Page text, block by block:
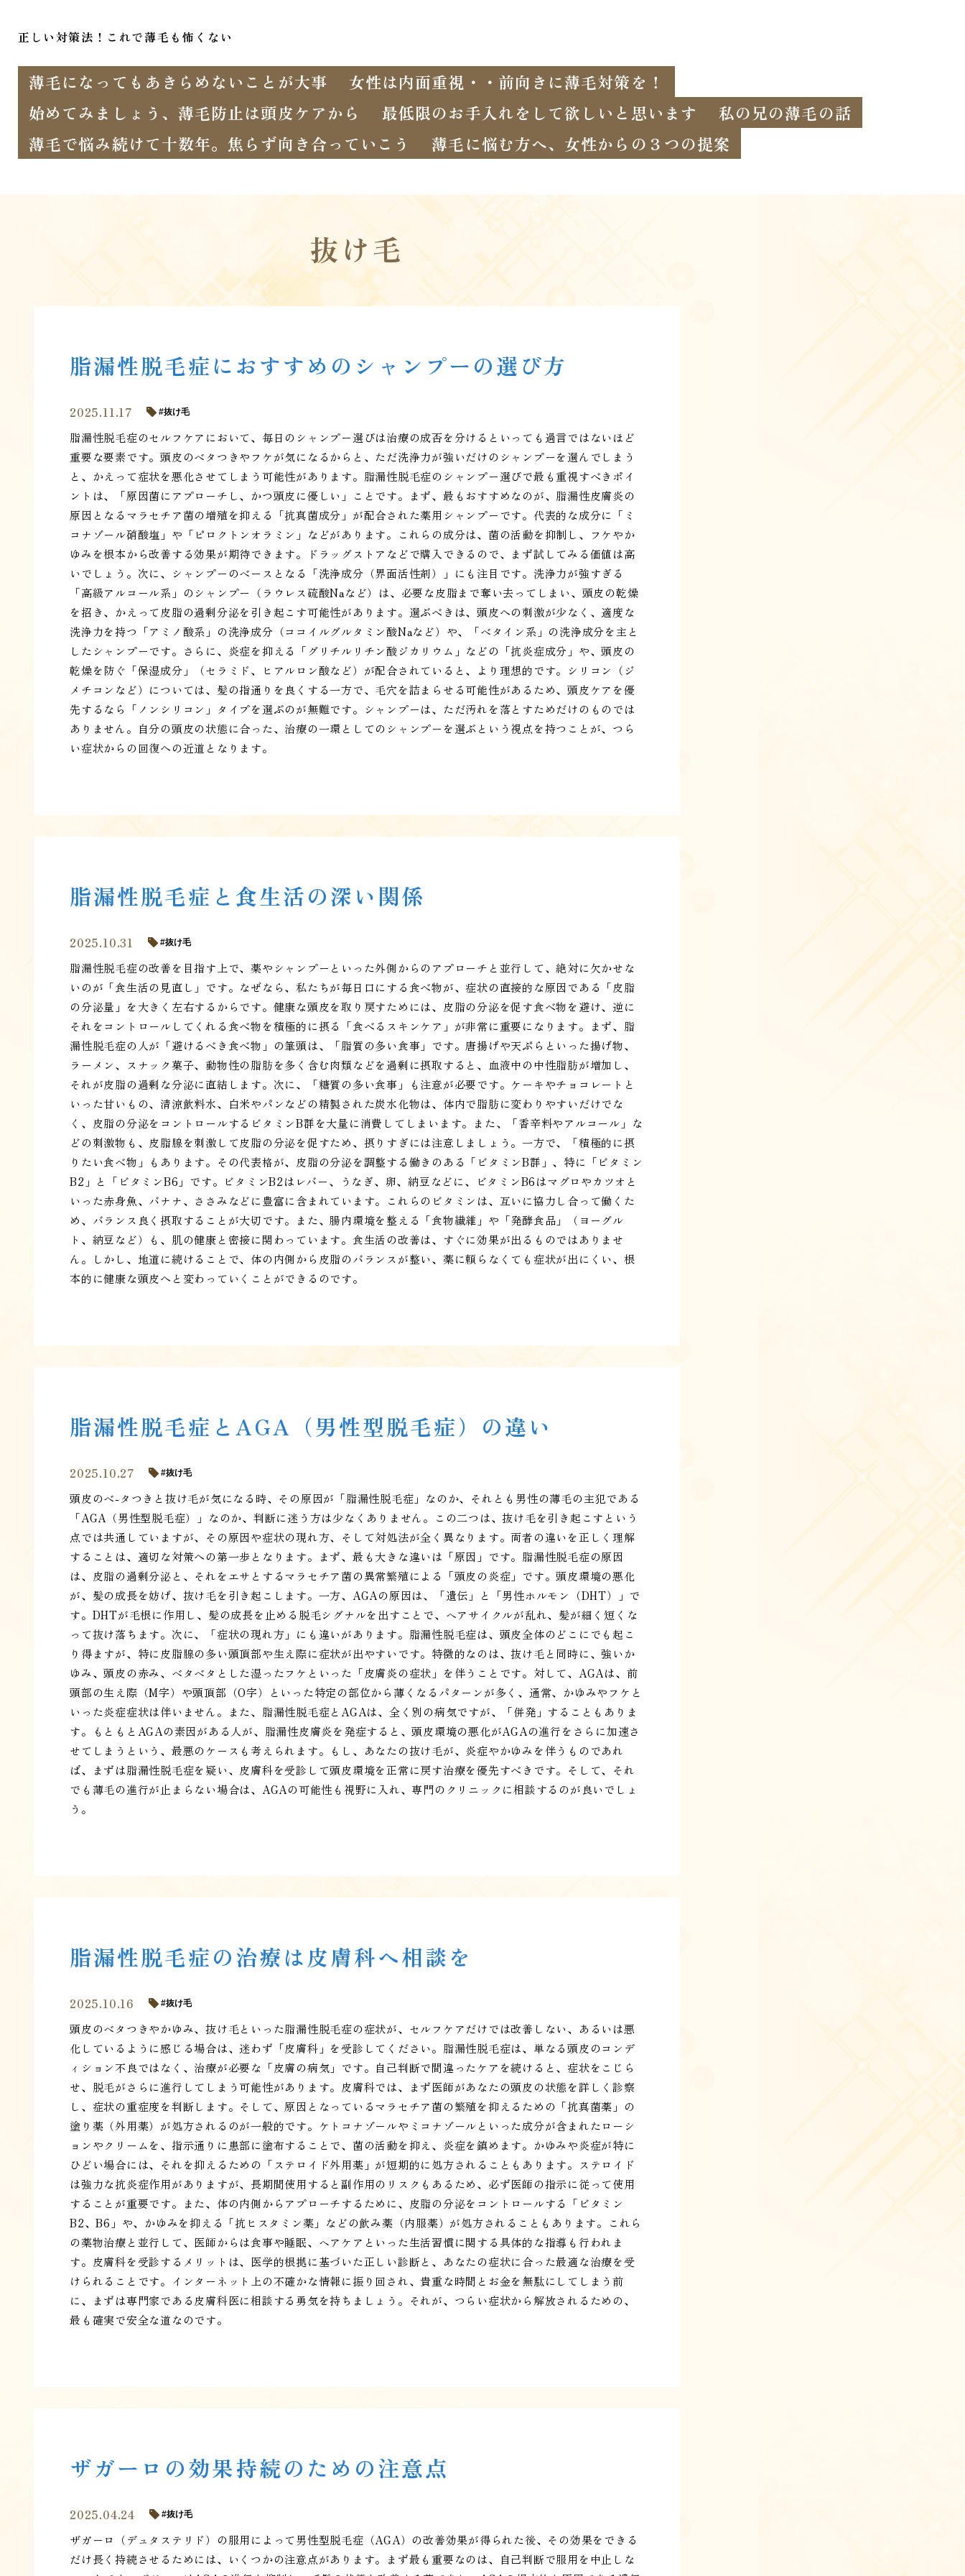
正しい対策法！これで薄毛も怖くない
薄毛になってもあきらめないことが大事
女性は内面重視・・前向きに薄毛対策を！
始めてみましょう、薄毛防止は頭皮ケアから
最低限のお手入れをして欲しいと思います
私の兄の薄毛の話
薄毛で悩み続けて十数年。焦らず向き合っていこう
薄毛に悩む方へ、女性からの３つの提案
抜け毛
脂漏性脱毛症におすすめのシャンプーの選び方
2025.11.17 抜け毛
脂漏性脱毛症のセルフケアにおいて、毎日のシャンプー選びは治療の成否を分けるといっても過言ではないほど
重要な要素です。頭皮のベタつきやフケが気になるからと、ただ洗浄力が強いだけのシャンプーを選んでしまう
と、かえって症状を悪化させてしまう可能性があります。脂漏性脱毛症のシャンプー選びで最も重視すべきポイ
ントは、「原因菌にアプローチし、かつ頭皮に優しい」ことです。まず、最もおすすめなのが、脂漏性皮膚炎の
原因となるマラセチア菌の増殖を抑える「抗真菌成分」が配合された薬用シャンプーです。代表的な成分に「ミ
コナゾール硝酸塩」や「ピロクトンオラミン」などがあります。これらの成分は、菌の活動を抑制し、フケやか
ゆみを根本から改善する効果が期待できます。ドラッグストアなどで購入できるので、まず試してみる価値は高
いでしょう。次に、シャンプーのベースとなる「洗浄成分（界面活性剤）」にも注目です。洗浄力が強すぎる
「高級アルコール系」のシャンプー（ラウレス硫酸Naなど）は、必要な皮脂まで奪い去ってしまい、頭皮の乾燥
を招き、かえって皮脂の過剰分泌を引き起こす可能性があります。選ぶべきは、頭皮への刺激が少なく、適度な
洗浄力を持つ「アミノ酸系」の洗浄成分（ココイルグルタミン酸Naなど）や、「ベタイン系」の洗浄成分を主と
したシャンプーです。さらに、炎症を抑える「グリチルリチン酸ジカリウム」などの「抗炎症成分」や、頭皮の
乾燥を防ぐ「保湿成分」（セラミド、ヒアルロン酸など）が配合されていると、より理想的です。シリコン（ジ
メチコンなど）については、髪の指通りを良くする一方で、毛穴を詰まらせる可能性があるため、頭皮ケアを優
先するなら「ノンシリコン」タイプを選ぶのが無難です。シャンプーは、ただ汚れを落とすためだけのものでは
ありません。自分の頭皮の状態に合った、治療の一環としてのシャンプーを選ぶという視点を持つことが、つら
い症状からの回復への近道となります。
脂漏性脱毛症と食生活の深い関係
2025.10.31 抜け毛
脂漏性脱毛症の改善を目指す上で、薬やシャンプーといった外側からのアプローチと並行して、絶対に欠かせな
いのが「食生活の見直し」です。なぜなら、私たちが毎日口にする食べ物が、症状の直接的な原因である「皮脂
の分泌量」を大きく左右するからです。健康な頭皮を取り戻すためには、皮脂の分泌を促す食べ物を避け、逆に
それをコントロールしてくれる食べ物を積極的に摂る「食べるスキンケア」が非常に重要になります。まず、脂
漏性脱毛症の人が「避けるべき食べ物」の筆頭は、「脂質の多い食事」です。唐揚げや天ぷらといった揚げ物、
ラーメン、スナック菓子、動物性の脂肪を多く含む肉類などを過剰に摂取すると、血液中の中性脂肪が増加し、
それが皮脂の過剰な分泌に直結します。次に、「糖質の多い食事」も注意が必要です。ケーキやチョコレートと
いった甘いもの、清涼飲料水、白米やパンなどの精製された炭水化物は、体内で脂肪に変わりやすいだけでな
く、皮脂の分泌をコントロールするビタミンB群を大量に消費してしまいます。また、「香辛料やアルコール」な
どの刺激物も、皮脂腺を刺激して皮脂の分泌を促すため、摂りすぎには注意しましょう。一方で、「積極的に摂
りたい食べ物」もあります。その代表格が、皮脂の分泌を調整する働きのある「ビタミンB群」、特に「ビタミン
B2」と「ビタミンB6」です。ビタミンB2はレバー、うなぎ、卵、納豆などに、ビタミンB6はマグロやカツオと
いった赤身魚、バナナ、ささみなどに豊富に含まれています。これらのビタミンは、互いに協力し合って働くた
め、バランス良く摂取することが大切です。また、腸内環境を整える「食物繊維」や「発酵食品」（ヨーグル
ト、納豆など）も、肌の健康と密接に関わっています。食生活の改善は、すぐに効果が出るものではありませ
ん。しかし、地道に続けることで、体の内側から皮脂のバランスが整い、薬に頼らなくても症状が出にくい、根
本的に健康な頭皮へと変わっていくことができるのです。
脂漏性脱毛症とAGA（男性型脱毛症）の違い
2025.10.27 抜け毛
頭皮のベ-タつきと抜け毛が気になる時、その原因が「脂漏性脱毛症」なのか、それとも男性の薄毛の主犯である
「AGA（男性型脱毛症）」なのか、判断に迷う方は少なくありません。この二つは、抜け毛を引き起こすという
点では共通していますが、その原因や症状の現れ方、そして対処法が全く異なります。両者の違いを正しく理解
することは、適切な対策への第一歩となります。まず、最も大きな違いは「原因」です。脂漏性脱毛症の原因
は、皮脂の過剰分泌と、それをエサとするマラセチア菌の異常繁殖による「頭皮の炎症」です。頭皮環境の悪化
が、髪の成長を妨げ、抜け毛を引き起こします。一方、AGAの原因は、「遺伝」と「男性ホルモン（DHT）」で
す。DHTが毛根に作用し、髪の成長を止める脱毛シグナルを出すことで、ヘアサイクルが乱れ、髪が細く短くな
って抜け落ちます。次に、「症状の現れ方」にも違いがあります。脂漏性脱毛症は、頭皮全体のどこにでも起こ
り得ますが、特に皮脂腺の多い頭頂部や生え際に症状が出やすいです。特徴的なのは、抜け毛と同時に、強いか
ゆみ、頭皮の赤み、ベタベタとした湿ったフケといった「皮膚炎の症状」を伴うことです。対して、AGAは、前
頭部の生え際（M字）や頭頂部（O字）といった特定の部位から薄くなるパターンが多く、通常、かゆみやフケと
いった炎症症状は伴いません。また、脂漏性脱毛症とAGAは、全く別の病気ですが、「併発」することもありま
す。もともとAGAの素因がある人が、脂漏性皮膚炎を発症すると、頭皮環境の悪化がAGAの進行をさらに加速さ
せてしまうという、最悪のケースも考えられます。もし、あなたの抜け毛が、炎症やかゆみを伴うものであれ
ば、まずは脂漏性脱毛症を疑い、皮膚科を受診して頭皮環境を正常に戻す治療を優先すべきです。そして、それ
でも薄毛の進行が止まらない場合は、AGAの可能性も視野に入れ、専門のクリニックに相談するのが良いでしょ
う。
脂漏性脱毛症の治療は皮膚科へ相談を
2025.10.16 抜け毛
頭皮のベタつきやかゆみ、抜け毛といった脂漏性脱毛症の症状が、セルフケアだけでは改善しない、あるいは悪
化しているように感じる場合は、迷わず「皮膚科」を受診してください。脂漏性脱毛症は、単なる頭皮のコンデ
ィション不良ではなく、治療が必要な「皮膚の病気」です。自己判断で間違ったケアを続けると、症状をこじら
せ、脱毛がさらに進行してしまう可能性があります。皮膚科では、まず医師があなたの頭皮の状態を詳しく診察
し、症状の重症度を判断します。そして、原因となっているマラセチア菌の繁殖を抑えるための「抗真菌薬」の
塗り薬（外用薬）が処方されるのが一般的です。ケトコナゾールやミコナゾールといった成分が含まれたローシ
ョンやクリームを、指示通りに患部に塗布することで、菌の活動を抑え、炎症を鎮めます。かゆみや炎症が特に
ひどい場合には、それを抑えるための「ステロイド外用薬」が短期的に処方されることもあります。ステロイド
は強力な抗炎症作用がありますが、長期間使用すると副作用のリスクもあるため、必ず医師の指示に従って使用
することが重要です。また、体の内側からアプローチするために、皮脂の分泌をコントロールする「ビタミン
B2、B6」や、かゆみを抑える「抗ヒスタミン薬」などの飲み薬（内服薬）が処方されることもあります。これら
の薬物治療と並行して、医師からは食事や睡眠、ヘアケアといった生活習慣に関する具体的な指導も行われま
す。皮膚科を受診するメリットは、医学的根拠に基づいた正しい診断と、あなたの症状に合った最適な治療を受
けられることです。インターネット上の不確かな情報に振り回され、貴重な時間とお金を無駄にしてしまう前
に、まずは専門家である皮膚科医に相談する勇気を持ちましょう。それが、つらい症状から解放されるための、
最も確実で安全な道なのです。
ザガーロの効果持続のための注意点
2025.04.24 抜け毛
ザガーロ（デュタステリド）の服用によって男性型脱毛症（AGA）の改善効果が得られた後、その効果をできる
だけ長く持続させるためには、いくつかの注意点があります。まず最も重要なのは、自己判断で服用を中止しな